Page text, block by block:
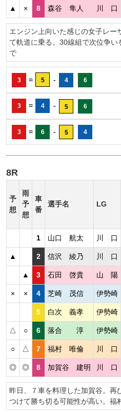
▲ × 8 森谷 隼人 川 口
エンジン上向いた感じの女子レー
て軌道に乗る。30線組で次位争い
で
3 = 5 - 4 6
3 = 4 - 5 6
3 = 6 - 5 4
8R
予
想
雨
予
想
車
番
選手名 LG
1 山口 航太 川 口
▲ 2 信沢 綾乃 川 口
▲ 3 石田 啓貴 山 陽
× × 4 芝崎 茂信 伊勢崎
5 白次 義孝 伊勢崎
△ ○ 6 落合 淳 伊勢崎
○ △ 7 福村 唯倫 川 口
◎ ◎ 8 加賀谷 建明 川 口
昨日、７車を料理した加賀谷。再
つけて勝ち切る可能性が高い。福